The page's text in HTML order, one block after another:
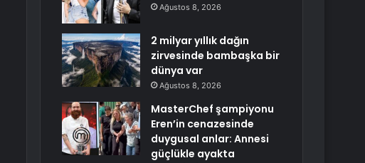
Ağustos 8, 2026
2 milyar yıllık dağın
zirvesinde bambaşka bir
dünya var
Ağustos 8, 2026
MasterChef şampiyonu
Eren’in cenazesinde
duygusal anlar: Annesi
güçlükle ayakta